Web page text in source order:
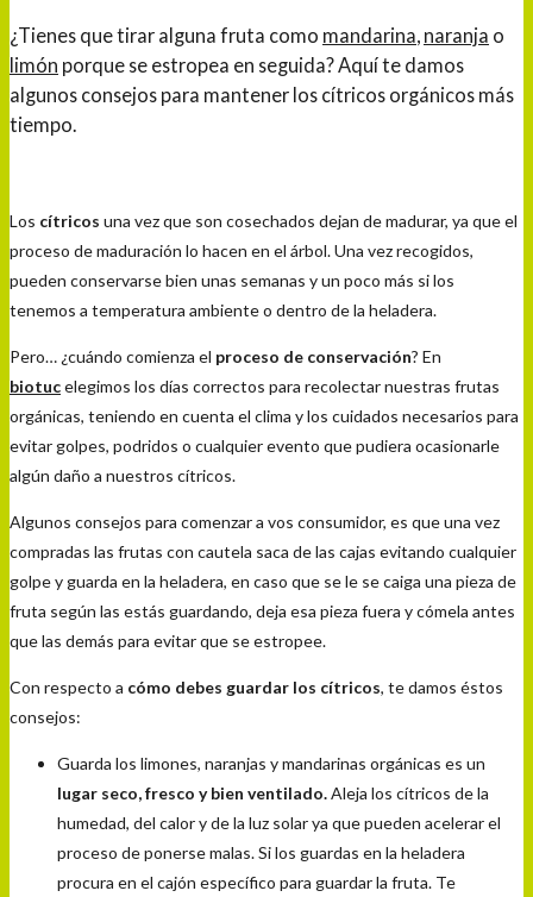
¿Tienes que tirar alguna fruta como mandarina, naranja o
limón porque se estropea en seguida? Aquí te damos
algunos consejos para mantener los cítricos orgánicos más
tiempo.
Los cítricos una vez que son cosechados dejan de madurar, ya que el
proceso de maduración lo hacen en el árbol. Una vez recogidos,
pueden conservarse bien unas semanas y un poco más si los
tenemos a temperatura ambiente o dentro de la heladera.
Pero… ¿cuándo comienza el proceso de conservación? En
biotucelegimos los días correctos para recolectar nuestras frutas
orgánicas, teniendo en cuenta el clima y los cuidados necesarios para
evitar golpes, podridos o cualquier evento que pudiera ocasionarle
algún daño a nuestros cítricos.
Algunos consejos para comenzar a vos consumidor, es que una vez
compradas las frutas con cautela saca de las cajas evitando cualquier
golpe y guarda en la heladera, en caso que se le se caiga una pieza de
fruta según las estás guardando, deja esa pieza fuera y cómela antes
que las demás para evitar que se estropee.
Con respecto a cómo debes guardar los cítricos, te damos éstos
consejos:
Guarda los limones, naranjas y mandarinas orgánicas es un
lugar seco, fresco y bien ventilado.Aleja los cítricos de la
humedad, del calor y de la luz solar ya que pueden acelerar el
proceso de ponerse malas. Si los guardas en la heladera
procura en el cajón específico para guardar la fruta. Te